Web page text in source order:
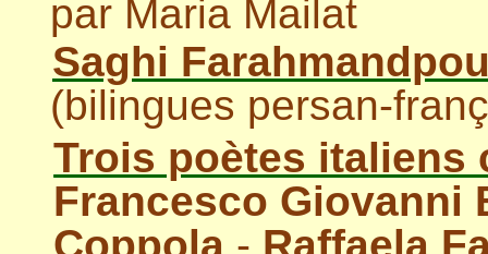
par Maria Mailat
Saghi
(bilingues persan-
Trois poètes
Francesco Giovanni